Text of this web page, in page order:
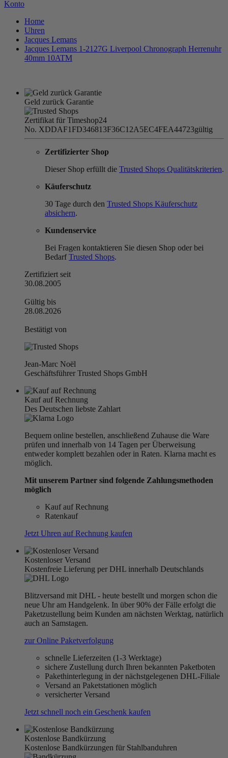
Konto
Home
Uhren
Jacques Lemans
Jacques Lemans 1-2127G Liverpool Chronograph Herrenuhr
40mm 10ATM
Geld zurück Garantie
Zertifikat für Timeshop24
No. XDDAF1FD346813F36C12A5EC4FEA44723gültig
Zertifizierter Shop
Dieser Shop erfüllt die Trusted Shops Qualitätskriterien.
Käuferschutz
30 Tage durch den Trusted Shops Käuferschutz
absichern.
Kundenservice
Bei Fragen kontaktieren Sie diesen Shop oder bei
BedarfTrusted Shops.
Zertifiziert seit
30.08.2005
Gültig bis
28.08.2026
Bestätigt von
Jean-Marc Noël
Geschäftsführer Trusted Shops GmbH
Kauf auf Rechnung
Des Deutschen liebste Zahlart
Bequem online bestellen, anschließend Zuhause die Ware
prüfen und innerhalb von 14 Tagen per Überweisung
entweder komplett bezahlen oder in Raten. Klarna macht es
möglich.
Mit unserem Partner sind folgende Zahlungsmethoden
möglich
Kauf auf Rechnung
Ratenkauf
Jetzt Uhren auf Rechnung kaufen
Kostenloser Versand
Kostenfreie Lieferung per DHL innerhalb Deutschlands
Blitzversand mit DHL - heute bestellt und morgen schon die
neue Uhr am Handgelenk. In über 90% der Fälle erfolgt die
Paketzustellung beim Kunden am nächsten Werktag, natürlich
auch an Samstagen.
zur Online Paketverfolgung
schnelle Lieferzeiten (1-3 Werktage)
sichere Zustellung durch Ihren bekannten Paketboten
Pakethinterlegung in der nächstgelegenen DHL-Filiale
Versand an Paketstationen möglich
versicherter Versand
Jetzt schnell noch ein Geschenk kaufen
Kostenlose Bandkürzung
Kostenlose Bandkürzungen für Stahlbanduhren